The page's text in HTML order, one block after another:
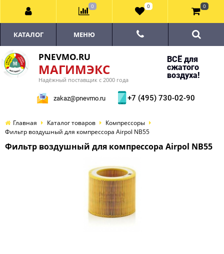
PNEVMO.RU
МАГИМЭКС
Надёжный поставщик с 2000 года
ВСЁ для
сжатого
воздуха!
zakaz@pnevmo.ru +7 (495) 730-02-90
КАТАЛОГ МЕНЮ
Главная Каталог товаров
Компрессоры
Фильтр воздушный для компрессора Airpol NB55
Фильтр воздушный для компрессора Airpol NB55
0 0 0